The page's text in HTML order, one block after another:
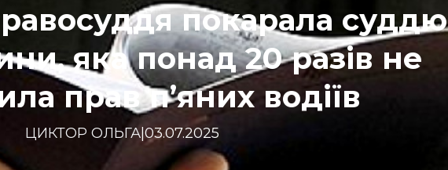
покарала суддю
яка понад 20 разів не
прав п’яних водіїв
ЦИКТОР ОЛЬГА|03.07.2025